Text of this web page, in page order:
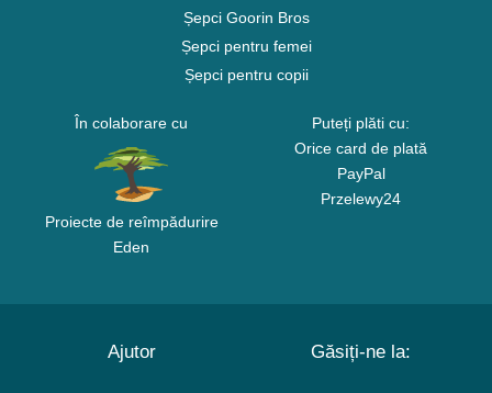
Șepci Goorin Bros
Șepci pentru femei
Șepci pentru copii
În colaborare cu
Proiecte de reîmpădurire
Eden
Puteți plăti cu:
Orice card de plată
PayPal
Przelewy24
Ajutor Găsiți-ne la: